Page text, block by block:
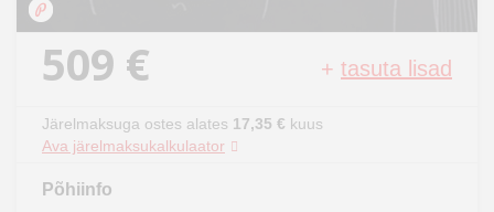
509 € + tasuta lisad
Järelmaksuga ostes alates 17,35 € kuus
Ava järelmaksukalkulaator
Põhiinfo
Mänguasjad
Auto